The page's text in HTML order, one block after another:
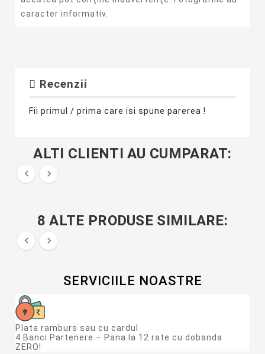
caracter informativ.
Recenzii
Fii primul / prima care isi spune parerea !
ALTI CLIENTI AU CUMPARAT:
 
8 ALTE PRODUSE SIMILARE:
 
SERVICIILE NOASTRE
Plata ramburs sau cu cardul
4 Banci Partenere – Pana la 12 rate cu dobanda
ZERO!